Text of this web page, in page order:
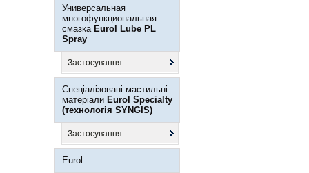
Универсальная
многофункциональная
смазка Eurol Lube PL
Spray
Застосування
Спеціалізовані мастильні
матеріали Eurol Specialty
(технологія SYNGIS)
Застосування
Eurol